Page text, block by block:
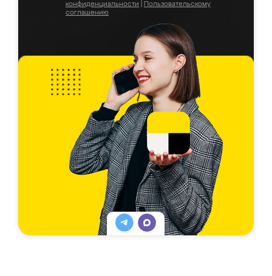
конфиденциальности
Пользовательскому
соглашению